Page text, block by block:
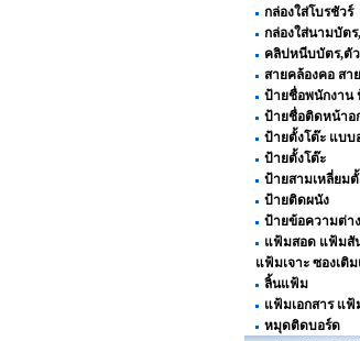
กล่องใส่โบรชัวร์
กล่องใส่นามบัต
คลิปหนีบบัตร,ตั
สายคล้องคอ สา
ป้ายชื่อพนักงาน
ป้ายชื่อติดหน้าอ
ป้ายตั้งโต๊ะ แบบ
ป้ายตั้งโต๊ะ
ป้ายสามเหลี่ยมตั้
ป้ายติดผนัง
ป้ายข้อความต่า
แฟ้มสอด แฟ้มสั
แฟ้มเจาะ ซองเติ
ลิ้นแฟ้ม
แฟ้มเอกสาร แฟ้
หมุดติดบอร์ด